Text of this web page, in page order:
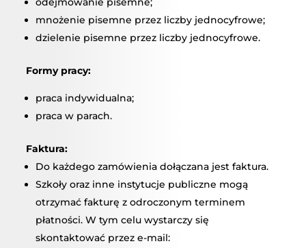
mnożenie pisemne przez liczby jednocyfrowe;
dzielenie pisemne przez liczby jednocyfrowe.
Formy pracy:
praca indywidualna;
praca w parach.
Faktura:
Do każdego zamówienia dołączana jest faktura.
Szkoły oraz inne instytucje publiczne mogą
otrzymać fakturę z odroczonym terminem
płatności. W tym celu wystarczy się
skontaktować przez e-mail: